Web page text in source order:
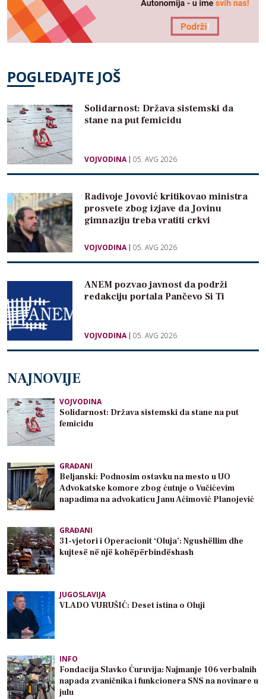
POGLEDAJTE JOŠ
Solidarnost: Država sistemski da
stane na put femicidu
VOJVODINA 05. AVG 2026
Radivoje Jovović kritikovao ministra
prosvete zbog izjave da Jovinu
gimnaziju treba vratiti crkvi
VOJVODINA 05. AVG 2026
ANEM pozvao javnost da podrži
redakciju portala Pančevo Si Ti
VOJVODINA 05. AVG 2026
NAJNOVIJE
VOJVODINA
Solidarnost: Država sistemski da stane na put
femicidu
GRAĐANI
Beljanski: Podnosim ostavku na mesto u UO
Advokatske komore zbog ćutnje o Vučićevim
napadima na advokaticu Janu Aćimović Planojević
GRAĐANI
31-vjetori i Operacionit ‘Oluja’: Ngushëllim dhe
kujtesë në një kohëpërbindëshash
JUGOSLAVIJA
VLADO VURUŠIĆ: Deset istina o Oluji
INFO
Fondacija Slavko Ćuruvija: Najmanje 106 verbalnih
napada zvaničnika i funkcionera SNS na novinare u
julu